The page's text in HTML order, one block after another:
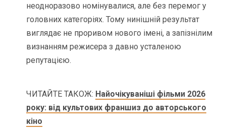
неодноразово номінувалися, але без перемог у
головних категоріях. Тому нинішній результат
виглядає не проривом нового імені, а запізнілим
визнанням режисера з давно усталеною
репутацією.
ЧИТАЙТЕ ТАКОЖ: Найочікуваніші фільми 2026
року: від культових франшиз до авторського
кіно